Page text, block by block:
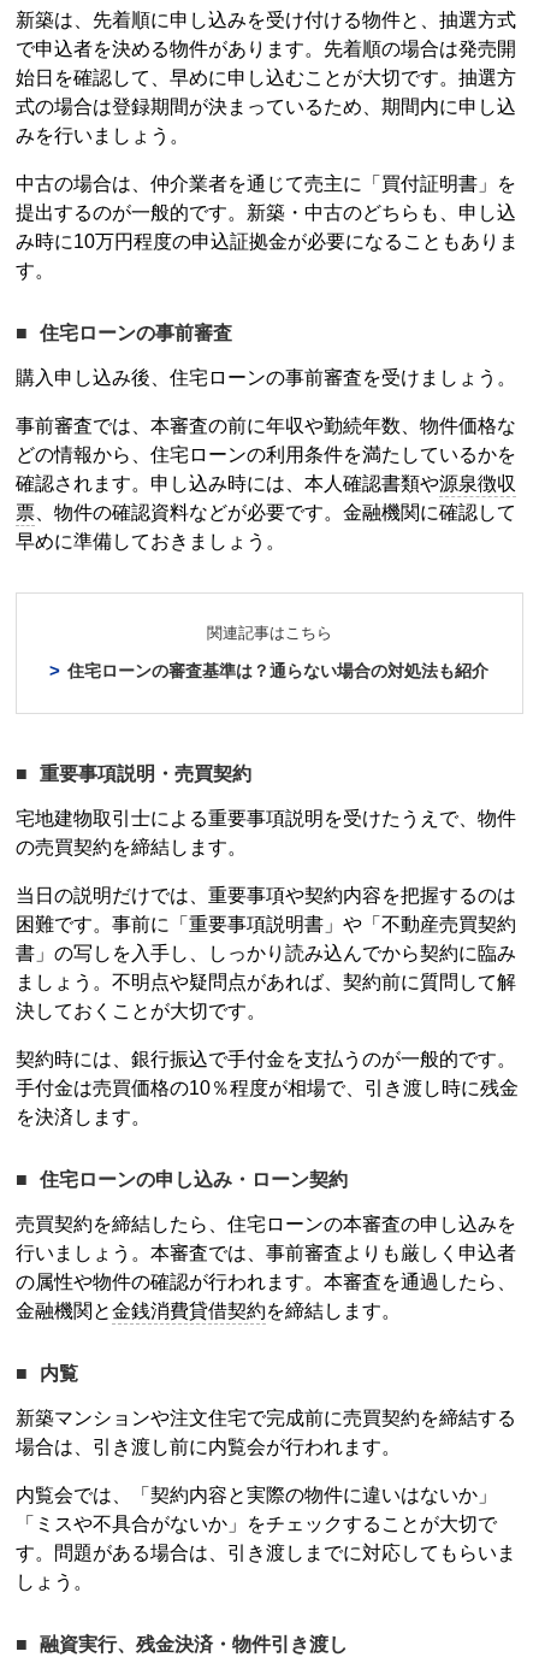
新築は、先着順に申し込みを受け付ける物件と、抽選方式
で申込者を決める物件があります。先着順の場合は発売開
始日を確認して、早めに申し込むことが大切です。抽選方
式の場合は登録期間が決まっているため、期間内に申し込
みを行いましょう。
中古の場合は、仲介業者を通じて売主に「買付証明書」を
提出するのが一般的です。新築・中古のどちらも、申し込
み時に10万円程度の申込証拠金が必要になることもありま
す。
住宅ローンの事前審査
購入申し込み後、住宅ローンの事前審査を受けましょう。
事前審査では、本審査の前に年収や勤続年数、物件価格な
どの情報から、住宅ローンの利用条件を満たしているかを
確認されます。申し込み時には、本人確認書類や源泉徴収
票 、物件の確認資料などが必要です。金融機関に確認して
早めに準備しておきましょう。
関連記事はこちら
住宅ローンの審査基準は？通らない場合の対処法も紹介
重要事項説明・売買契約
宅地建物取引士による重要事項説明を受けたうえで、物件
の売買契約を締結します。
当日の説明だけでは、重要事項や契約内容を把握するのは
困難です。事前に「重要事項説明書」や「不動産売買契約
書」の写しを入手し、しっかり読み込んでから契約に臨み
ましょう。不明点や疑問点があれば、契約前に質問して解
決しておくことが大切です。
契約時には、銀行振込で手付金を支払うのが一般的です。
手付金は売買価格の10％程度が相場で、引き渡し時に残金
を決済します。
住宅ローンの申し込み・ローン契約
売買契約を締結したら、住宅ローンの本審査の申し込みを
行いましょう。本審査では、事前審査よりも厳しく申込者
の属性や物件の確認が行われます。本審査を通過したら、
金融機関と金銭消費貸借契約を締結します。
内覧
新築マンションや注文住宅で完成前に売買契約を締結する
場合は、引き渡し前に内覧会が行われます。
内覧会では、「契約内容と実際の物件に違いはないか」
「ミスや不具合がないか」をチェックすることが大切で
す。問題がある場合は、引き渡しまでに対応してもらいま
しょう。
融資実行、残金決済・物件引き渡し